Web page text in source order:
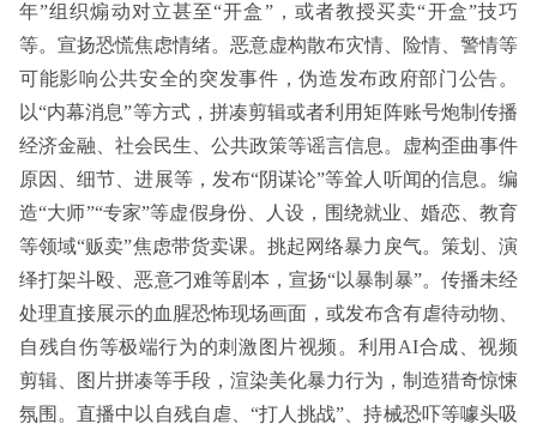
年”组织煽动对立甚至“开盒”，或者教授买卖“开盒”技巧
等。宣扬恐慌焦虑情绪。恶意虚构散布灾情、险情、警情等
可能影响公共安全的突发事件，伪造发布政府部门公告。
以“内幕消息”等方式，拼凑剪辑或者利用矩阵账号炮制传播
经济金融、社会民生、公共政策等谣言信息。虚构歪曲事件
原因、细节、进展等，发布“阴谋论”等耸人听闻的信息。编
造“大师”“专家”等虚假身份、人设，围绕就业、婚恋、教育
等领域“贩卖”焦虑带货卖课。挑起网络暴力戾气。策划、演
绎打架斗殴、恶意刁难等剧本，宣扬“以暴制暴”。传播未经
处理直接展示的血腥恐怖现场画面，或发布含有虐待动物、
自残自伤等极端行为的刺激图片视频。利用AI合成、视频
剪辑、图片拼凑等手段，渲染美化暴力行为，制造猎奇惊悚
氛围。直播中以自残自虐、“打人挑战”、持械恐吓等噱头吸